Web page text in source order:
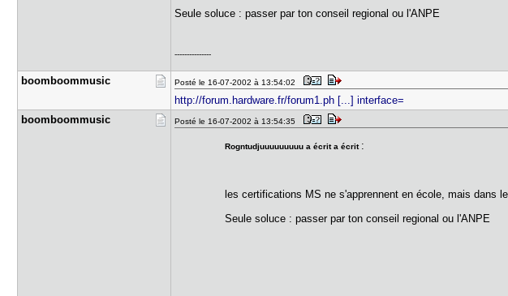
Seule soluce : passer par ton conseil regional ou l'ANPE
---------------
boomboommu​sic Posté le 16-07-2002 à 13:54:02
http://forum.hardware.fr/forum1.ph [...] interface=
boomboommu​sic
Posté le 16-07-2002 à 13:54:35
Rogntudjuuuuuuuuu a écrit a écrit :
les certifications MS ne s'apprennent en école, mais dans
Seule soluce : passer par ton conseil regional ou l'ANPE